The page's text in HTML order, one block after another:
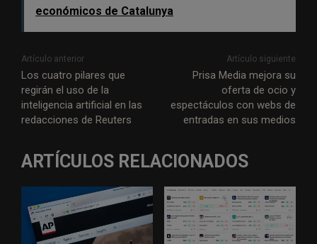
económicos de Catalunya
Artículo anterior
Los cuatro pilares que
regirán el uso de la
inteligencia artificial en las
redacciones de Reuters
Artículo siguiente
Prisa Media mejora su
oferta de ocio y
espectáculos con webs de
entradas en sus medios
ARTÍCULOS RELACIONADOS